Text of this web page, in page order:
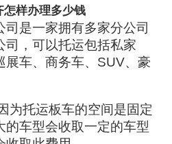
怎样办理多少钱
是一家拥有多家分公司
司，可以托运包括私家
展车、商务车、SUV、豪
为托运板车的空间是固定
的车型会收取一定的车型